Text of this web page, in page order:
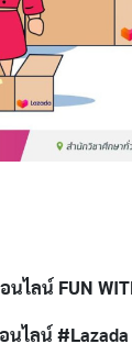
ไลน์ FUN
นไลน์ #Lazada